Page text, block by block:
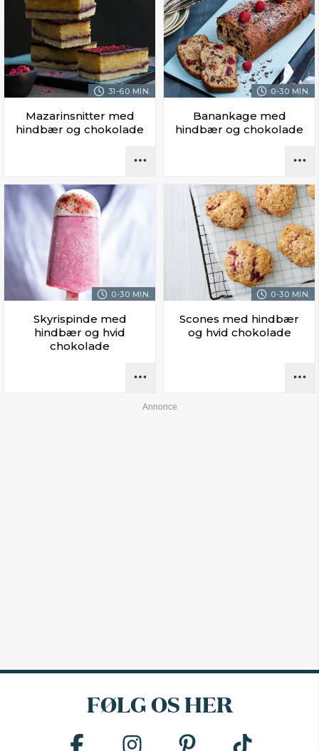
31-60 MIN.
Mazarinsnitter med
hindbær og chokolade
0-30 MIN.
Banankage med
hindbær og chokolade
0-30 MIN.
Skyrispinde med
hindbær og hvid
chokolade
0-30 MIN.
Scones med hindbær
og hvid chokolade
FØLG OS HER